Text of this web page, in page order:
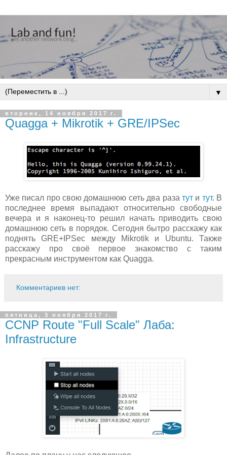
▼
вторник, 14 ноября 2017 г.
Quagga + Mikrotik + GRE/IPSec
Уже писал про свою домашнюю сеть два раза тути тут. В
последнее время выпадают относительно свободные
вечера и я наконец-то решил начать приводить свою
домашнюю сеть в порядок. Сегодня бытро расскажу как
поднять GRE+IPSec между Mikrotik и Ubuntu. Также
расскажу про своё первое знакомство с таким
прекрасным инструментом как Quagga.
Комментариев нет:
пятница, 3 ноября 2017 г.
CCNP Route "Full Scale" Лаба:
Infrastructure